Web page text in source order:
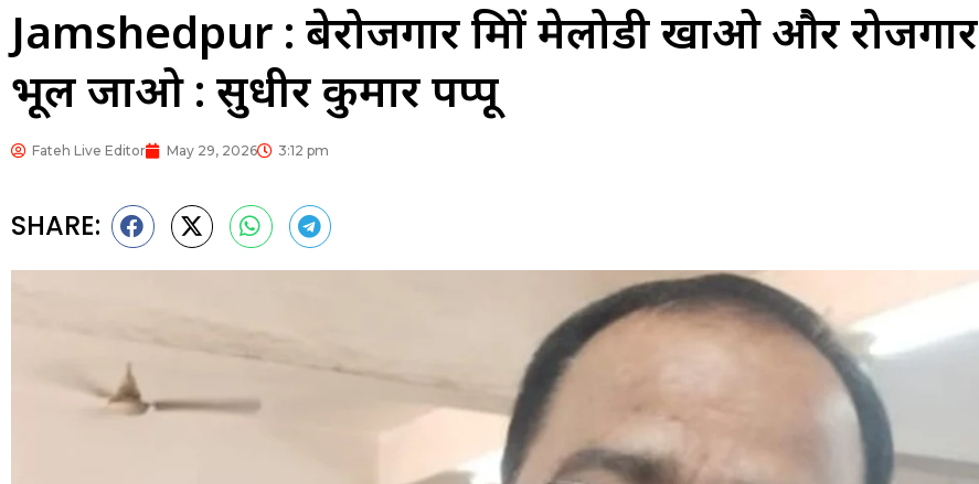
Jamshedpur : बेरोजगार मित्रों मेलोडी खाओ और रोजगार
भूल जाओ : सुधीर कुमार पप्पू
Fateh Live Editor May 29, 2026 3:12 pm
SHARE: